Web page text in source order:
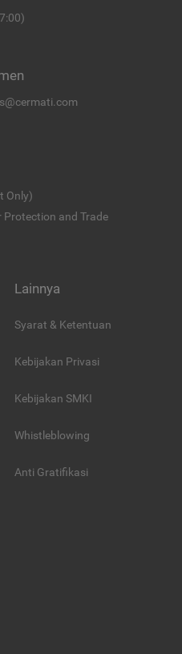
Only)
Protection and Trade
Lainnya
Syarat & Ketentuan
Kebijakan Privasi
Kebijakan SMKI
Whistleblowing
Anti Gratifikasi